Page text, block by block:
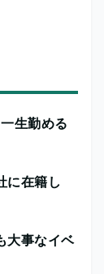
生勤める
に在籍し
大事なイベ